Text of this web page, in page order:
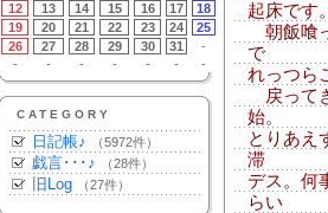
12
13 14 15 16 17
18
19
20 21 22 23 24
25
26
27 28 29 30 31
-
-
- - - - - -
CATEGORY
日記帳♪ （5972件）
戯言･･･♪ （28件）
旧Log （27件）
起床です
朝飯喰
で
れっつら
戻って
始。
とりあえ
滞
デス。何
らい